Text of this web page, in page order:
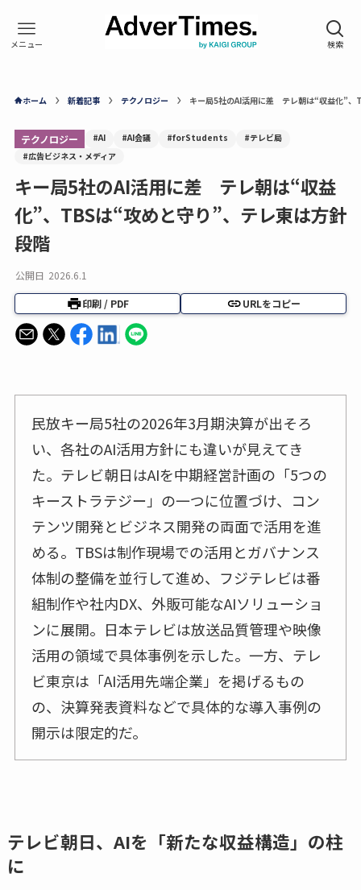
ホーム 新着記事 テクノロジー キー局5社のAI活用に差 テレ朝は“収益化”、
テクノロジー #AI #AI会議 #forStudents
#テレビ局
#広告ビジネス・メディア
キー局5社のAI活用に差 テレ朝は“収益
化”、TBSは“攻めと守り”、テレ東は方針
段階
公開日 2026.6.1
印刷 / PDF URLをコピー
民放キー局5社の2026年3月期決算が出そろ
い、各社のAI活用方針にも違いが見えてき
た。テレビ朝日はAIを中期経営計画の「5つの
キーストラテジー」の一つに位置づけ、コン
テンツ開発とビジネス開発の両面で活用を進
める。TBSは制作現場での活用とガバナンス
体制の整備を並行して進め、フジテレビは番
組制作や社内DX、外販可能なAIソリューショ
ンに展開。日本テレビは放送品質管理や映像
活用の領域で具体事例を示した。一方、テレ
ビ東京は「AI活用先端企業」を掲げるもの
の、決算発表資料などで具体的な導入事例の
開示は限定的だ。
テレビ朝日、AIを「新たな収益構造」の柱
に